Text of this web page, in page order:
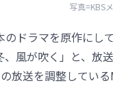
写真=KBS
ドラマを原作にし
風が吹く」と、放
放送を調整している